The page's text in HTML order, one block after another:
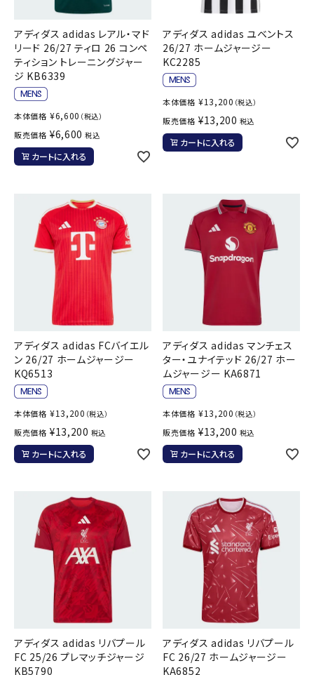
アディダス adidas レアル・マド
リード 26/27 ティロ 26 コンペ
ティション トレーニングジャー
ジ KB6339
本体価格 ¥6,600 （税込）
販売価格 ¥6,600 税込
カートに入れる
アディダス adidas ユベントス
26/27 ホームジャージー
KC2285
本体価格 ¥13,200 （税込）
販売価格 ¥13,200 税込
カートに入れる
アディダス adidas FCバイエル
ン 26/27 ホームジャージー
KQ6513
本体価格 ¥13,200 （税込）
販売価格 ¥13,200 税込
カートに入れる
アディダス adidas マンチェス
ター・ユナイテッド 26/27 ホー
ムジャージー KA6871
本体価格 ¥13,200 （税込）
販売価格 ¥13,200 税込
カートに入れる
アディダス adidas リバプール
FC 25/26 プレマッチジャージ
KB5790
アディダス adidas リバプール
FC 26/27 ホームジャージー
KA6852